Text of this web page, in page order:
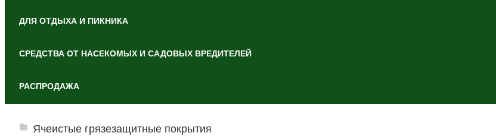
ДЛЯ ОТДЫХА И ПИКНИКА
СРЕДСТВА ОТ НАСЕКОМЫХ И САДОВЫХ ВРЕДИТЕЛЕЙ
РАСПРОДАЖА
Ячеистые грязезащитные покрытия